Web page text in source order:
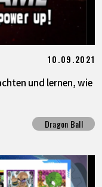
10.09.2021
und lernen, wie
Dragon Ball